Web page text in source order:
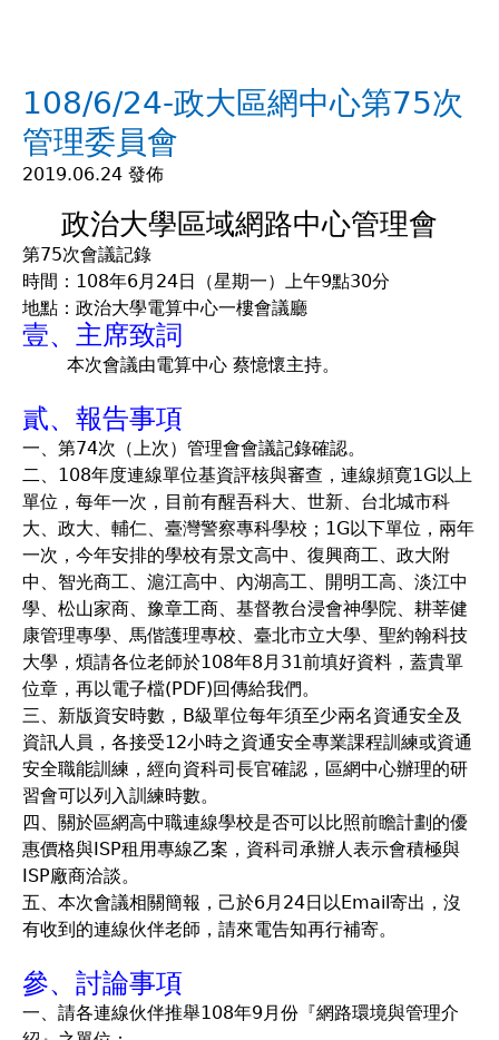
裡
108/6/24-政大區網中心第75次
管理委員會
2019.06.24 發佈
政治大學區域網路中心管理會
第75次會議記錄
時間：108年6月24日（星期一）上午9點30分
地點：政治大學電算中心一樓會議廳
壹、主席致詞
本次會議由電算中心 蔡憶懷主持。
貳、報告事項
一、第74次（上次）管理會會議記錄確認。
二、108年度連線單位基資評核與審查，連線頻寛1G以上
單位，每年一次，目前有醒吾科大、世新、台北城市科
大、政大、輔仁、臺灣警察專科學校；1G以下單位，兩年
一次，今年安排的學校有景文高中、復興商工、政大附
中、智光商工、滬江高中、內湖高工、開明工高、淡江中
學、松山家商、豫章工商、基督教台浸會神學院、耕莘健
康管理專學、馬偕護理專校、臺北市立大學、聖約翰科技
大學，煩請各位老師於108年8月31前填好資料，蓋貴單
位章，再以電子檔(PDF)回傳給我們。
三、新版資安時數，B級單位每年須至少兩名資通安全及
資訊人員，各接受12小時之資通安全專業課程訓練或資通
安全職能訓練，經向資科司長官確認，區網中心辦理的研
習會可以列入訓練時數。
四、關於區網高中職連線學校是否可以比照前瞻計劃的優
惠價格與ISP租用專線乙案，資科司承辦人表示會積極與
ISP廠商洽談。
五、本次會議相關簡報，己於6月24日以Email寄出，沒
有收到的連線伙伴老師，請來電告知再行補寄。
參、討論事項
一、請各連線伙伴推舉108年9月份『網路環境與管理介